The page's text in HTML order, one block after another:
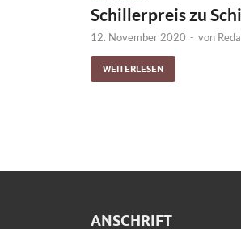
Schillerpreis zu
12. November 2020 - von
WEITERLESEN
ANSCHRIFT